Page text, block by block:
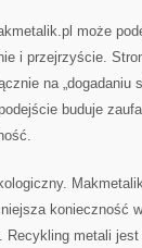
może
i przejrzyście.
na
buduje
konieczność
Recykling metali